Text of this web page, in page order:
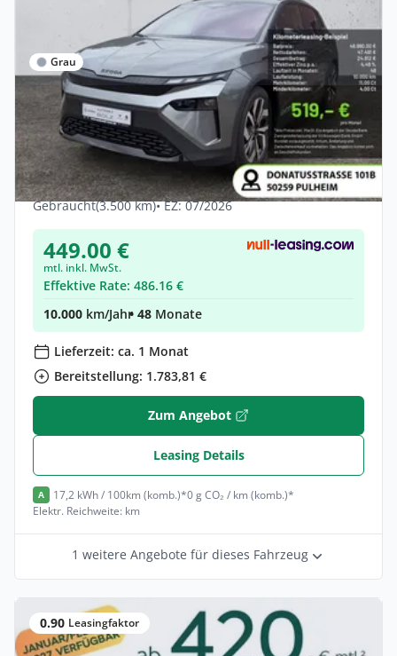
Grau
Privat & Gewerbe
Skoda Elroq 85 Sportline ACC HUD NAVI
MATRIX-LED 360°
Elektro • Automatik •340 PS (250 kW)
Gebraucht(3.500 km)• EZ: 07/2026
449.00 €
mtl. inkl. MwSt.
Effektive Rate: 486.16 €
10.000 km/Jahr• 48 Monate
Lieferzeit: ca. 1 Monat
Bereitstellung: 1.783,81 €
Zum Angebot
Leasing Details
A 17,2 kWh / 100km (komb.)*0 g CO₂ / km (komb.)*
Elektr. Reichweite: km
1 weitere Angebote für dieses Fahrzeug
0.90 Leasingfaktor